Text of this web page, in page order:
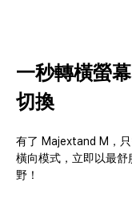
一秒轉橫螢
切換
有了 Majextand M，
橫向模式，立即以最舒
野！